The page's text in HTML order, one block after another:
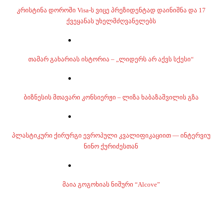
კრისტინა დოროში Visa-ს ვიცე პრეზიდენტად დაინიშნა და 17
ქვეყანას უხელმძღვანელებს
თამარ გახარიას ისტორია – „ლიდერს არ აქვს სქესი“
ბიზნესის მთავარი კონსიერჟი – ლიზა ხაბაზაშვილის გზა
პლასტიკური ქირურგი ევროპული კვალიფიკაციით — ინტერვიუ
ნინო ქურიძესთან
მაია გოგოხიას ნიშური “Alcove”